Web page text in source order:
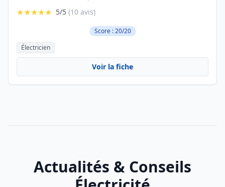
★★★★★ 5/5 (10 avis)
Score : 20/20
Électricien
Voir la fiche
Actualités & Conseils